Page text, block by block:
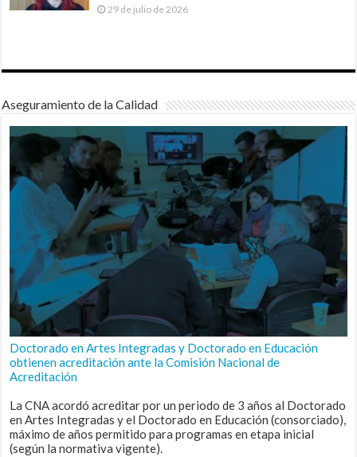
29 de julio de 2026
Aseguramiento de la Calidad
Doctorado en Artes Integradas y Doctorado en Educación
obtienen acreditación ante la Comisión Nacional de
Acreditación
La CNA acordó acreditar por un periodo de 3 años al Doctorado
en Artes Integradas y el Doctorado en Educación (consorciado),
máximo de años permitido para programas en etapa inicial
(según la normativa vigente).